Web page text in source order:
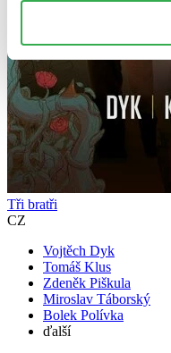
Tři bratři
CZ
Vojtěch Dyk
Tomáš Klus
Zdeněk Piškula
Miroslav Táborský
Bolek Polívka
ďalší